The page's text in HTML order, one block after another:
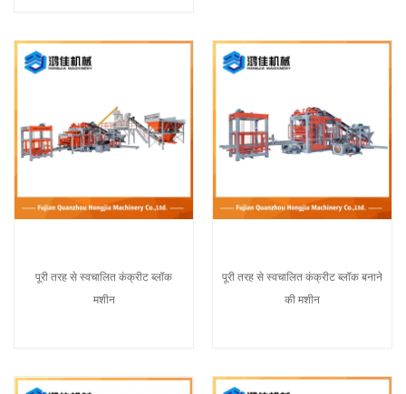
पूरी तरह से स्वचालित कंक्रीट ब्लॉक
मशीन
पूरी तरह से स्वचालित कंक्रीट ब्लॉक बनाने
की मशीन